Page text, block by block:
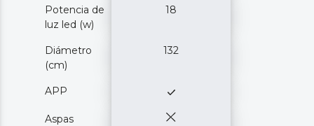
Potencia de
luz led (w)
18
Diámetro
(cm)
132
APP
Aspas